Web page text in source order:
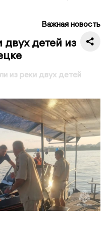
Важная новость
детей из
из реки двух детей